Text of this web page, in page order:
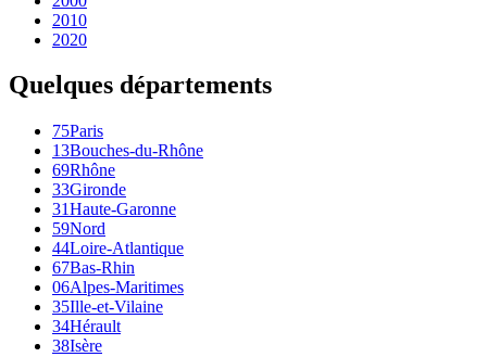
2010
2020
Quelques départements
75Paris
13Bouches-du-Rhône
69Rhône
33Gironde
31Haute-Garonne
59Nord
44Loire-Atlantique
67Bas-Rhin
06Alpes-Maritimes
35Ille-et-Vilaine
34Hérault
38Isère